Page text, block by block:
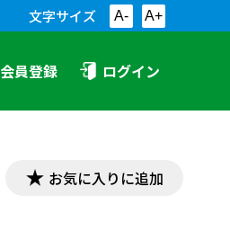
文字サイズ A- A+
会員登録 ログイン
お気に入りに追加